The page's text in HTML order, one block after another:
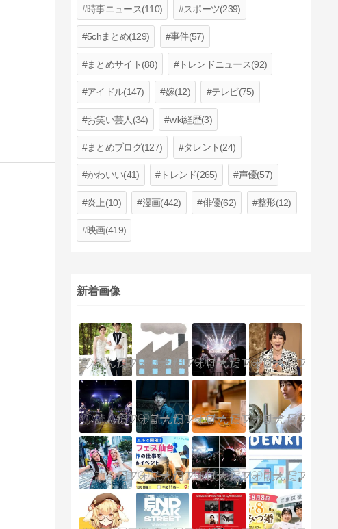
時事ニュース(110) スポーツ(239)
5chまとめ(129) 事件(57)
まとめサイト(88) トレンドニュース(92)
アイドル(147) 嫁(12) テレビ(75)
お笑い芸人(34) wiki経歴(3)
まとめブログ(127) タレント(24)
かわいい(41) トレンド(265) 声優(57)
炎上(10) 漫画(442) 俳優(62) 整形(12)
映画(419)
新着画像